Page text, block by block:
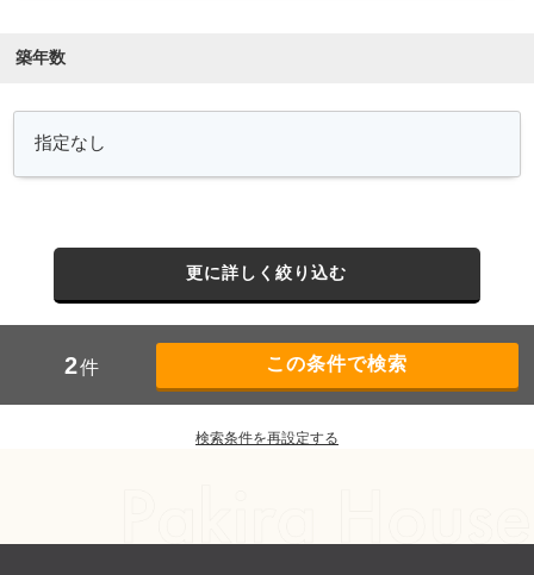
築年数
更に詳しく絞り込む
2件
検索条件を再設定する